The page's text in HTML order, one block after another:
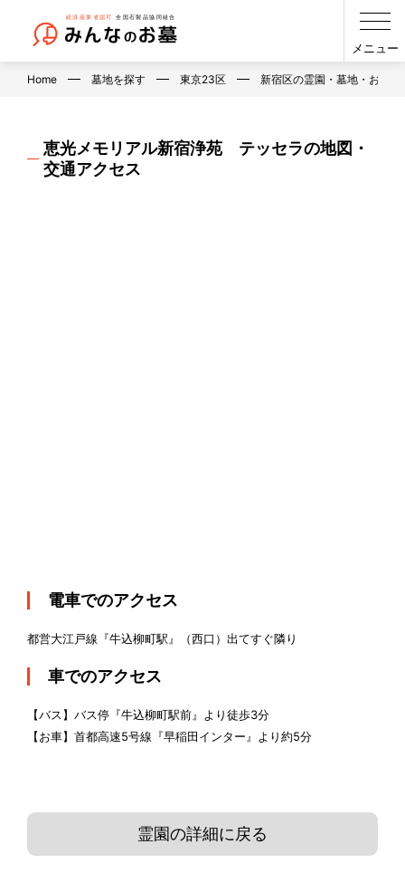
メニュー
Home 墓地を探す 東京23区 新宿区の霊園・墓地・お墓
恵光メモリアル新宿浄苑 テッセラの地図・
交通アクセス
電車でのアクセス
都営大江戸線『牛込柳町駅』（西口）出てすぐ隣り
車でのアクセス
【バス】バス停『牛込柳町駅前』より徒歩3分
【お車】首都高速5号線『早稲田インター』より約5分
霊園の詳細に戻る